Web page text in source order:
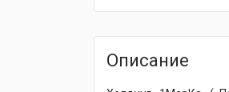
Описание